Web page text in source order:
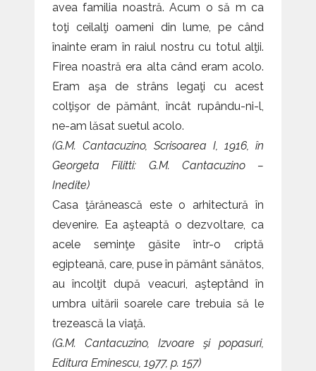
avea familia noastră. Acum o să m ca
toţi ceilalţi oameni din lume, pe când
înainte eram în raiul nostru cu totul alţii.
Firea noastră era alta când eram acolo.
Eram aşa de strâns legaţi cu acest
colţişor de pământ, încât rupându-ni-l,
ne-am lăsat suetul acolo.
(G.M. Cantacuzino, Scrisoarea I, 1916, în
Georgeta Filitti: G.M. Cantacuzino –
Inedite)
Casa ţărănească este o arhitectură în
devenire. Ea aşteaptă o dezvoltare, ca
acele seminţe găsite într-o criptă
egipteană, care, puse în pământ sănătos,
au încolţit după veacuri, aşteptând în
umbra uitării soarele care trebuia să le
trezească la viaţă.
(G.M. Cantacuzino, Izvoare şi popasuri,
Editura Eminescu, 1977, p. 157)